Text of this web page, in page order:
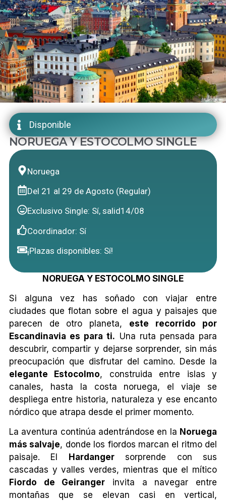
Disponible
NORUEGA Y ESTOCOLMO SINGLE
Noruega
Del 21 al 29 de Agosto (Regular)
Exclusivo Single: Sí, salid14/08
Coordinador: Sí
¡Plazas disponibles: Sí!
NORUEGA Y ESTOCOLMO SINGLE
Si alguna vez has soñado con viajar entre
ciudades que flotan sobre el agua y paisajes que
parecen de otro planeta, este
recorrido por
Escandinavia es para ti. Una ruta pensada para
descubrir, compartir y dejarse sorprender, sin más
preocupación que disfrutar del camino. Desde la
elegante Estocolmo, construida entre islas y
canales, hasta la costa noruega, el viaje se
despliega entre historia, naturaleza y ese encanto
nórdico que atrapa desde el primer momento.
La aventura continúa adentrándose en la Noruega
más salvaje, donde los fiordos marcan el ritmo del
paisaje. El
Hardangersorprende con sus
cascadas y valles verdes, mientras que el mítico
Fiordo de Geiranger invita a navegar entre
montañas que se elevan casi en vertical,